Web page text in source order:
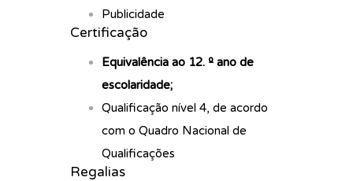
Publicidade
Certificação
Equivalência ao 12. º ano de
escolaridade;
Qualificação nível 4, de acordo
com o Quadro Nacional de
Qualificações
Regalias